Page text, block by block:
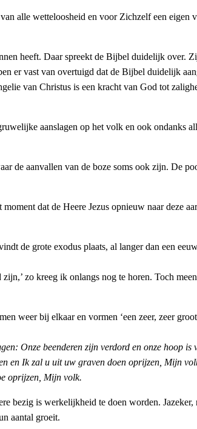
alle wetteloosheid en voor Zichzelf een eigen
heeft. Daar spreekt de Bijbel duidelijk over.
er vast van overtuigd dat de Bijbel duidelijk
van Christus is een kracht van God tot
aanslagen op het volk en ook ondanks
de aanvallen van de boze soms ook zijn. De
dat de Heere Jezus opnieuw naar deze
de grote exodus plaats, al langer dan een
zo kreeg ik onlangs nog te horen. Toch
weer bij elkaar en vormen ‘een zeer, zeer
Onze beenderen zijn verdord en onze hoop
en Ik zal u uit uw graven doen oprijzen, Mijn
oprijzen, Mijn volk.
is werkelijkheid te doen worden.
aantal groeit.